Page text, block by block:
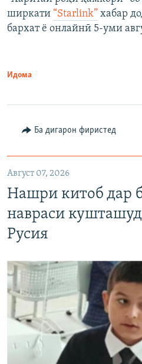
ширкати “Starlink” хабар
бархат ё онлайнӣ 5-уми
Идома
Ба дигарон фиристед
Август 07, 2026
Нашри китоб дар
навраси
Русия